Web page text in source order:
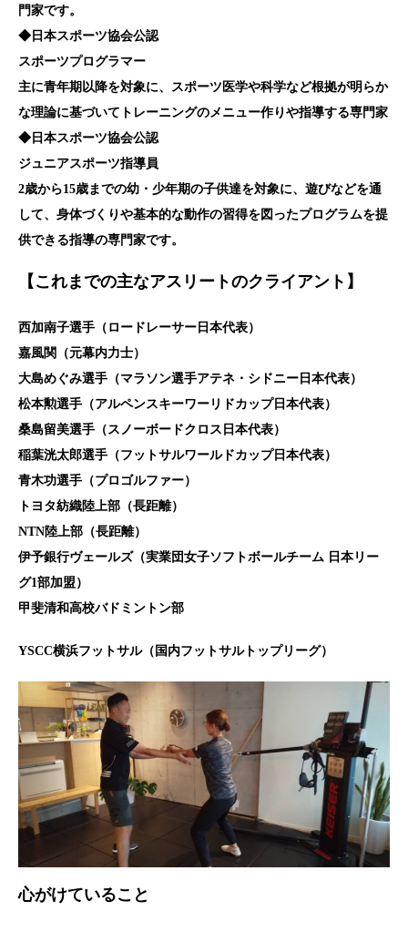
門家です。
◆日本スポーツ協会公認
スポーツプログラマー
主に青年期以降を対象に、スポーツ医学や科学など根拠が明らか
な理論に基づいてトレーニングのメニュー作りや指導する専門家
◆日本スポーツ協会公認
ジュニアスポーツ指導員
2歳から15歳までの幼・少年期の子供達を対象に、遊びなどを通
して、身体づくりや基本的な動作の習得を図ったプログラムを提
供できる指導の専門家です。
【これまでの主なアスリートのクライアント】
西加南子選手（ロードレーサー日本代表）
嘉風関（元幕内力士）
大島めぐみ選手（マラソン選手アテネ・シドニー日本代表）
松本勲選手（アルペンスキーワーリドカップ日本代表）
桑島留美選手（スノーボードクロス日本代表）
稲葉洸太郎選手（フットサルワールドカップ日本代表）
青木功選手（プロゴルファー）
トヨタ紡織陸上部（長距離）
NTN陸上部（長距離）
伊予銀行ヴェールズ（実業団女子ソフトボールチーム 日本リー
グ1部加盟）
甲斐清和高校バドミントン部
YSCC横浜フットサル（国内フットサルトップリーグ）
心がけていること